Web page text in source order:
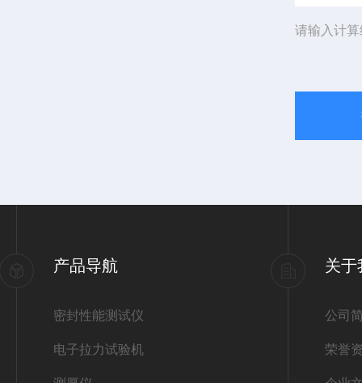
请输入计
产品导航
密封性能测试仪
电子拉力试验机
关于
公司
荣誉